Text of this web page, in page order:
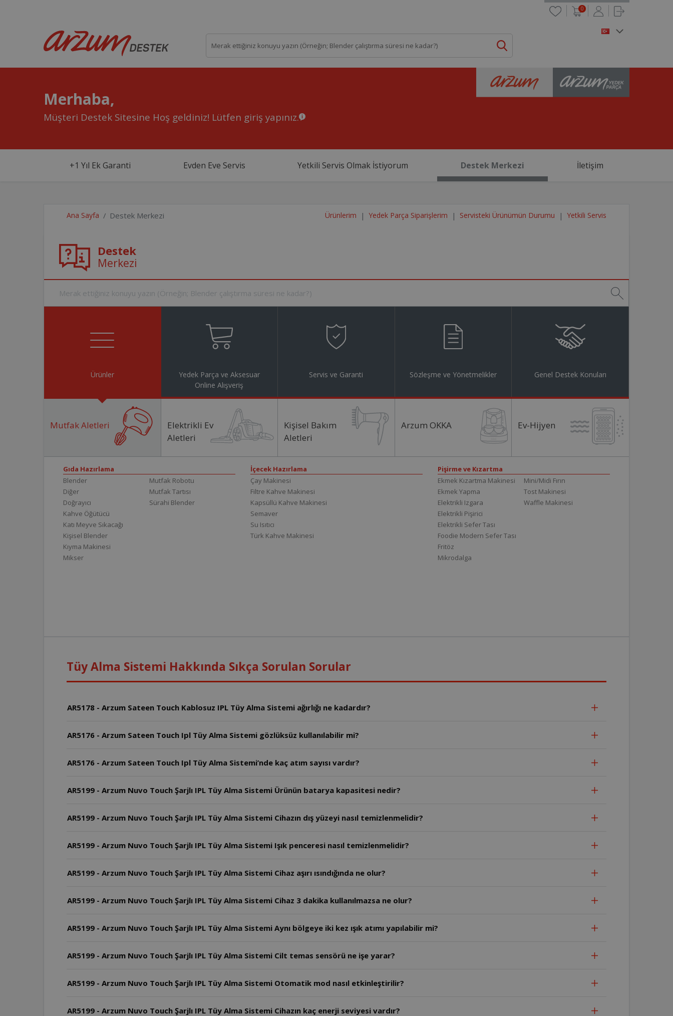
0
Merhaba,
Müşteri Destek Sitesine Hoş geldiniz! Lütfen giriş yapınız.
+1 Yıl Ek Garanti Evden Eve Servis Yetkili Servis Olmak İstiyorum Destek Merkezi İletişim
Ana Sayfa Destek Merkezi Ürünlerim Yedek Parça Siparişlerim Servisteki Ürünümün Durumu Yetkili Servis
Destek
Merkezi
Ürünler
Yedek Parça ve Aksesuar
Online Alışveriş
Servis ve Garanti Sözleşme ve Yönetmelikler Genel Destek Konuları
Mutfak Aletleri
Elektrikli Ev
Aletleri
Kişisel Bakım
Aletleri
Arzum OKKA Ev-Hijyen
Gıda Hazırlama
Blender
Diğer
Doğrayıcı
Kahve Öğütücü
Katı Meyve Sıkacağı
Kişisel Blender
Kıyma Makinesi
Mikser
Mutfak Robotu
Mutfak Tartısı
Sürahi Blender
İçecek Hazırlama
Çay Makinesi
Filtre Kahve Makinesi
Kapsüllü Kahve Makinesi
Semaver
Su Isıtıcı
Türk Kahve Makinesi
Pişirme ve Kızartma
Ekmek Kızartma Makinesi
Ekmek Yapma
Elektrikli Izgara
Elektrikli Pişirici
Elektrikli Sefer Tası
Foodie Modern Sefer Tası
Fritöz
Mikrodalga
Mini/Midi Fırın
Tost Makinesi
Waffle Makinesi
Tüy Alma Sistemi Hakkında Sıkça Sorulan Sorular
AR5178 - Arzum Sateen Touch Kablosuz IPL Tüy Alma Sistemi ağırlığı ne kadardır?
AR5176 - Arzum Sateen Touch Ipl Tüy Alma Sistemi gözlüksüz kullanılabilir mi?
AR5176 - Arzum Sateen Touch Ipl Tüy Alma Sistemi’nde kaç atım sayısı vardır?
AR5199 - Arzum Nuvo Touch Şarjlı IPL Tüy Alma Sistemi Ürünün batarya kapasitesi nedir?
AR5199 - Arzum Nuvo Touch Şarjlı IPL Tüy Alma Sistemi Cihazın dış yüzeyi nasıl temizlenmelidir?
AR5199 - Arzum Nuvo Touch Şarjlı IPL Tüy Alma Sistemi Işık penceresi nasıl temizlenmelidir?
AR5199 - Arzum Nuvo Touch Şarjlı IPL Tüy Alma Sistemi Cihaz aşırı ısındığında ne olur?
AR5199 - Arzum Nuvo Touch Şarjlı IPL Tüy Alma Sistemi Cihaz 3 dakika kullanılmazsa ne olur?
AR5199 - Arzum Nuvo Touch Şarjlı IPL Tüy Alma Sistemi Aynı bölgeye iki kez ışık atımı yapılabilir mi?
AR5199 - Arzum Nuvo Touch Şarjlı IPL Tüy Alma Sistemi Cilt temas sensörü ne işe yarar?
AR5199 - Arzum Nuvo Touch Şarjlı IPL Tüy Alma Sistemi Otomatik mod nasıl etkinleştirilir?
AR5199 - Arzum Nuvo Touch Şarjlı IPL Tüy Alma Sistemi Cihazın kaç enerji seviyesi vardır?